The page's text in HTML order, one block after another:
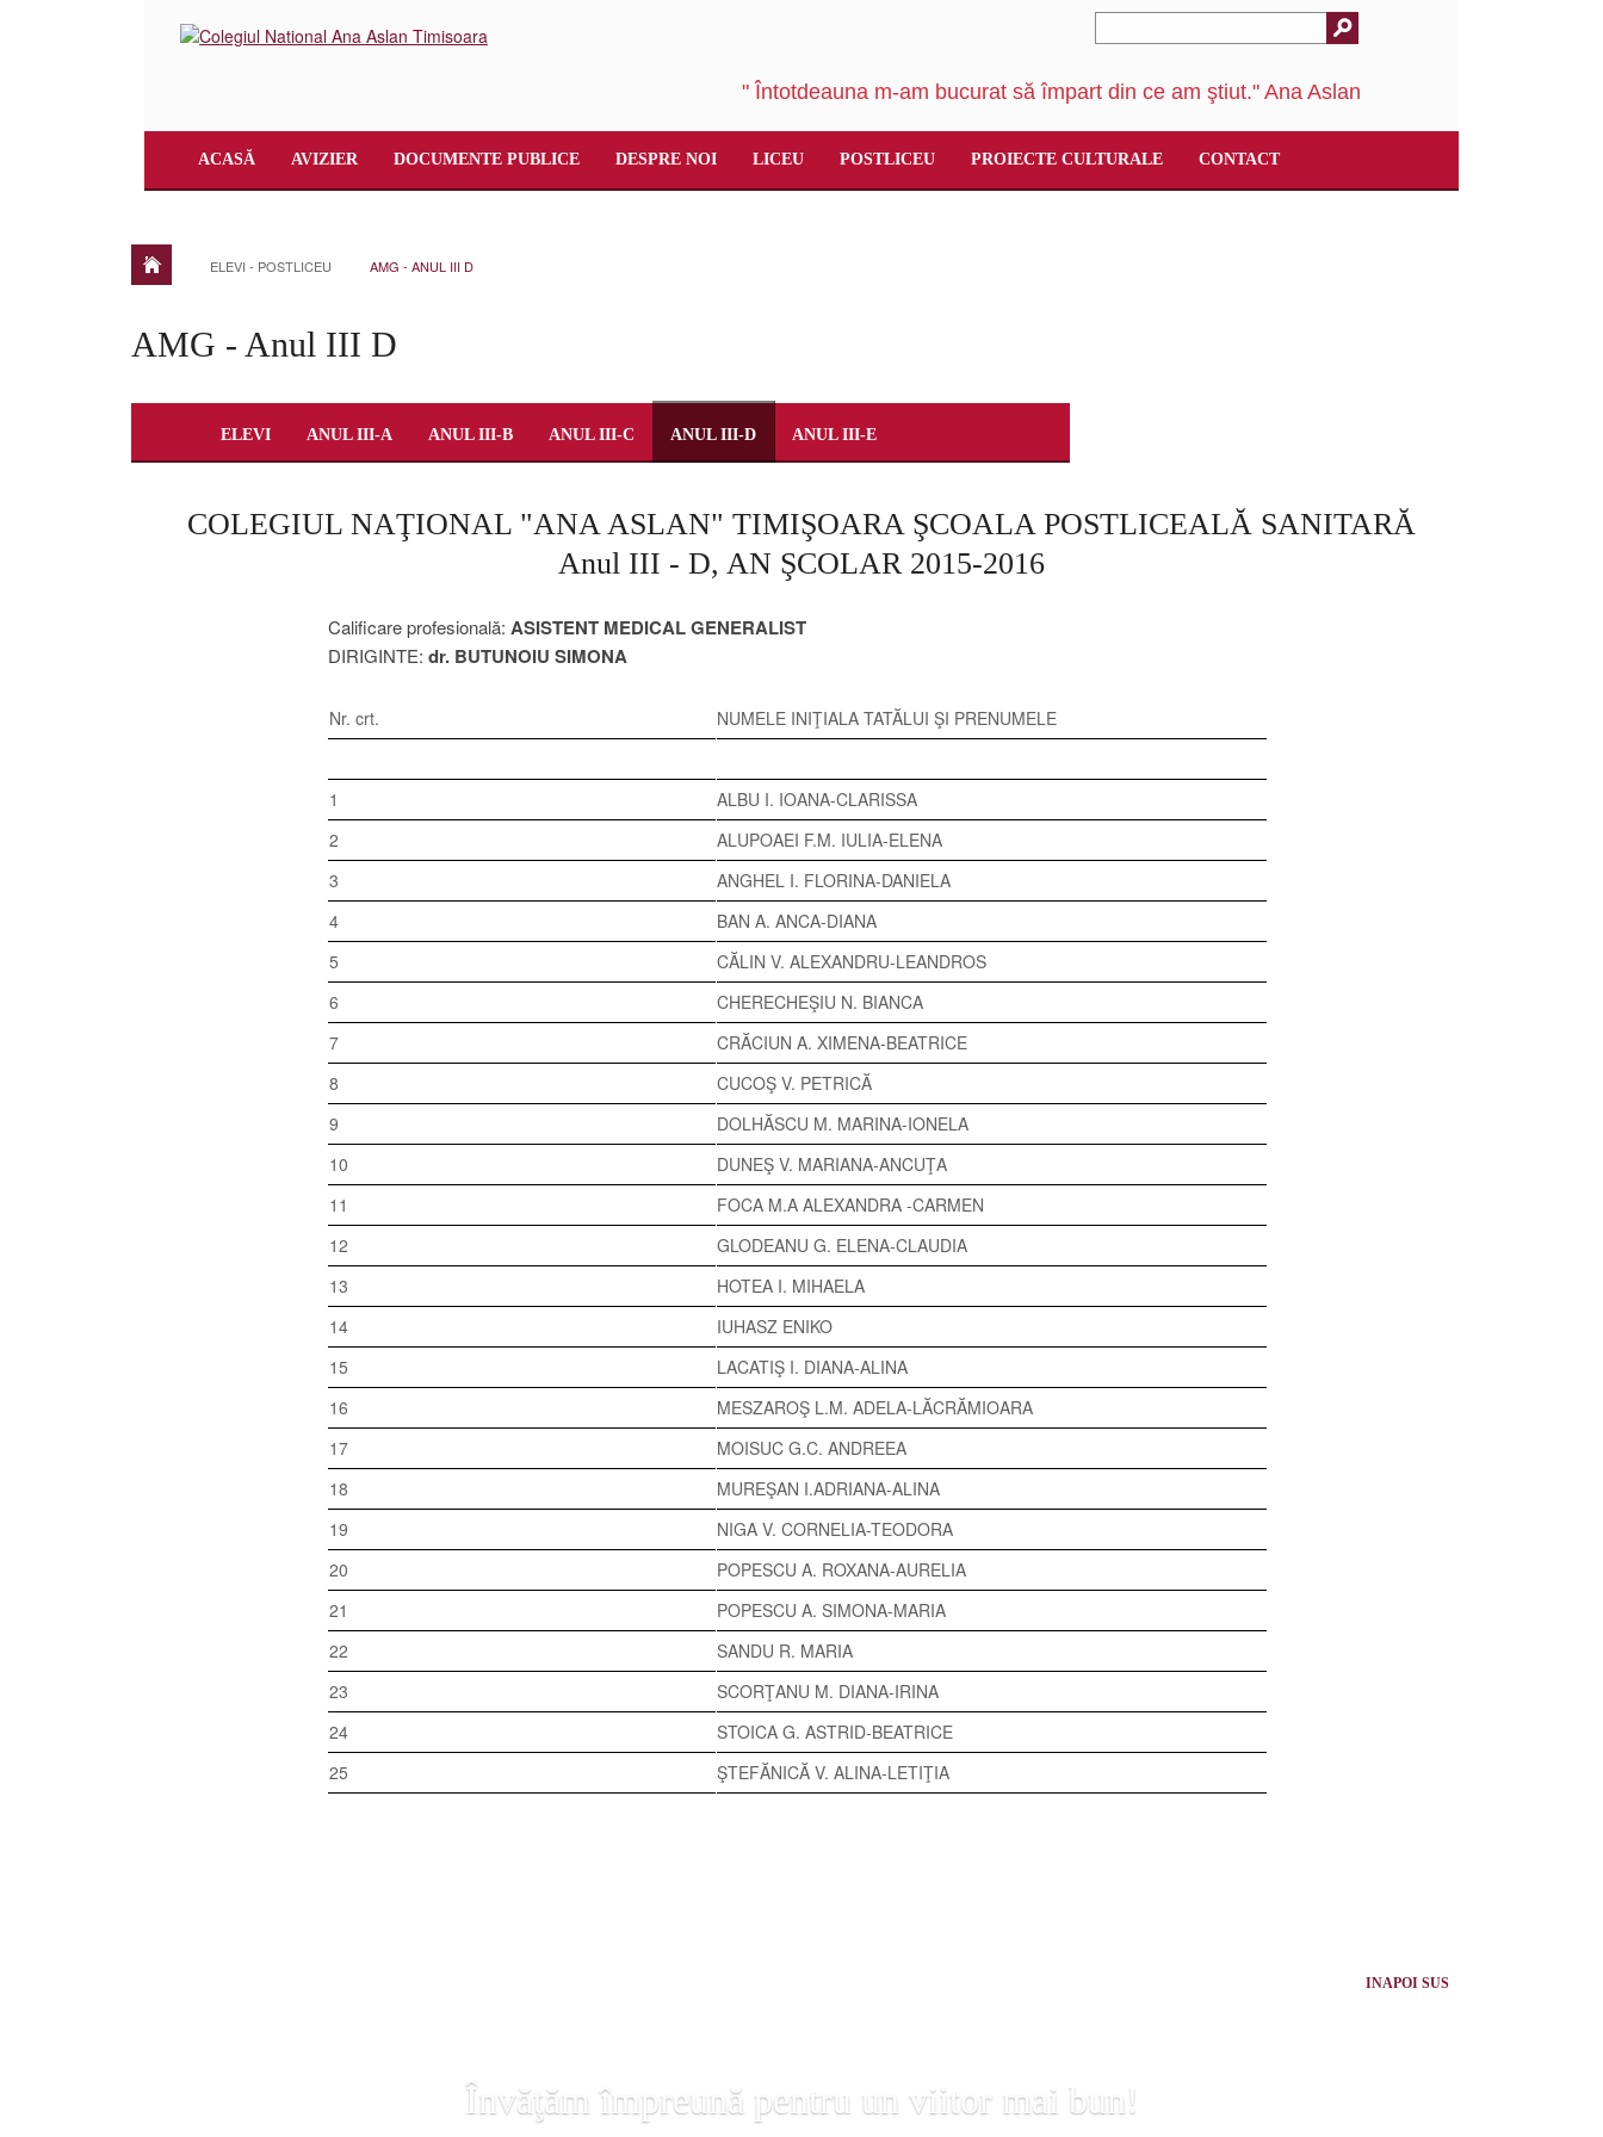
" Întotdeauna m-am bucurat să împart din ce am ştiut." Ana Aslan
ACASĂ AVIZIER DOCUMENTE PUBLICE DESPRE NOI LICEU POSTLICEU PROIECTE CULTURALE CONTACT
ELEVI - POSTLICEU AMG - ANUL III D
AMG - Anul III D
ELEVI ANUL III-A ANUL III-B ANUL III-C ANUL III-D ANUL III-E
COLEGIUL NAŢIONAL "ANA ASLAN" TIMIŞOARA ŞCOALA POSTLICEALĂ SANITARĂ
Anul III - D, AN ŞCOLAR 2015-2016
Calificare profesională: ASISTENT MEDICAL GENERALIST
DIRIGINTE: dr. BUTUNOIU SIMONA
Nr. crt. NUMELE INIŢIALA TATĂLUI ŞI PRENUMELE
1
ALBU I. IOANA-CLARISSA
2
ALUPOAEI F.M. IULIA-ELENA
3
ANGHEL I. FLORINA-DANIELA
4
BAN A. ANCA-DIANA
5
CĂLIN V. ALEXANDRU-LEANDROS
6
CHERECHEŞIU N. BIANCA
7
CRĂCIUN A. XIMENA-BEATRICE
8
CUCOŞ V. PETRICĂ
9
DOLHĂSCU M. MARINA-IONELA
10
DUNEŞ V. MARIANA-ANCUŢA
11
FOCA M.A ALEXANDRA -CARMEN
12
GLODEANU G. ELENA-CLAUDIA
13
HOTEA I. MIHAELA
14
IUHASZ ENIKO
15
LACATIŞ I. DIANA-ALINA
16
MESZAROŞ L.M. ADELA-LĂCRĂMIOARA
17
MOISUC G.C. ANDREEA
18
MUREŞAN I.ADRIANA-ALINA
19
NIGA V. CORNELIA-TEODORA
20
POPESCU A. ROXANA-AURELIA
21
POPESCU A. SIMONA-MARIA
22
SANDU R. MARIA
23
SCORŢANU M. DIANA-IRINA
24
STOICA G. ASTRID-BEATRICE
25
ŞTEFĂNICĂ V. ALINA-LETIŢIA
INAPOI SUS
Învăţăm împreună pentru un viitor mai bun!